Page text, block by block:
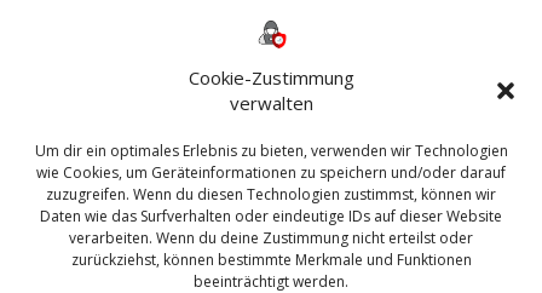
Cookie-Zustimmung
verwalten
Um dir ein optimales Erlebnis zu bieten, verwenden wir Technologien
wie Cookies, um Geräteinformationen zu speichern und/oder darauf
zuzugreifen. Wenn du diesen Technologien zustimmst, können wir
Daten wie das Surfverhalten oder eindeutige IDs auf dieser Website
verarbeiten. Wenn du deine Zustimmung nicht erteilst oder
zurückziehst, können bestimmte Merkmale und Funktionen
beeinträchtigt werden.
Bautagebuch
Exchange firewall Fritzbox
Microsoft
Sanierung SBS Security Server Sicherheit
Sicherung SIEM Sophos SSL Ubuntu
Update Upgrade UTM VCenter VCSA Veeam
VMWare VPN WAZUH Windows
Zertifikat